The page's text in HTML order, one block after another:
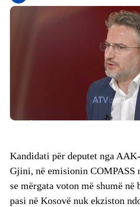
Kandidati për deputet nga
Gjini, në emisionin COMPASS
se mërgata voton më shumë në
pasi në Kosovë nuk ekziston